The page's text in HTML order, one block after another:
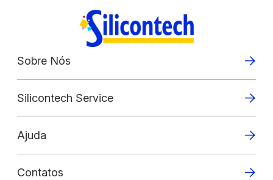
Sobre Nós
Silicontech Service
Ajuda
Contatos